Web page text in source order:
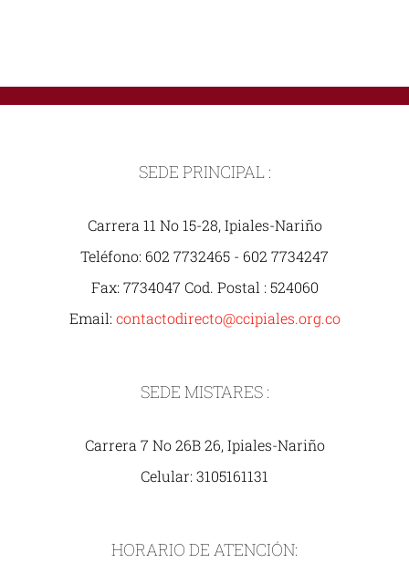
SEDE PRINCIPAL :
Carrera 11 No 15-28, Ipiales-Nariño
Teléfono: 602 7732465 - 602 7734247
Fax: 7734047 Cod. Postal : 524060
Email: contactodirecto@ccipiales.org.co
SEDE MISTARES :
Carrera 7 No 26B 26, Ipiales-Nariño
Celular: 3105161131
HORARIO DE ATENCIÓN: